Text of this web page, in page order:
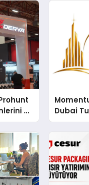
ve
Dubai